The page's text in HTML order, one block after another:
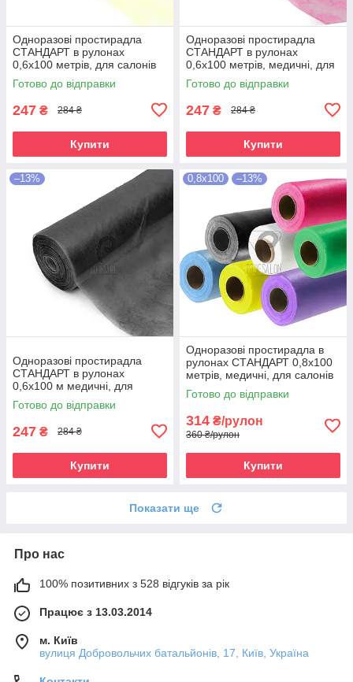
Одноразові простирадла
СТАНДАРТ в рулонах
0,6х100 метрів, для салонів
краси, жовті
Готово до відправки
247 ₴ 284 ₴
Купити
Одноразові простирадла
СТАНДАРТ в рулонах
0,6х100 метрів, медичні, для
салонів краси, рожеві
Готово до відправки
247 ₴ 284 ₴
Купити
–13%
Одноразові простирадла
СТАНДАРТ в рулонах
0,6х100 м медичні, для
салонів краси, чорні
Готово до відправки
247 ₴ 284 ₴
Купити
0,8х100 –13%
Одноразові простирадла в
рулонах СТАНДАРТ 0,8х100
метрів, медичні, для салонів
краси, масажних кабінетів
Готово до відправки
314 ₴/рулон
360 ₴/рулон
Купити
Показати ще
Про нас
100% позитивних з 528 відгуків за рік
Працює з 13.03.2014
м. Київ
вулиця Добровольчих батальйонів, 17, Київ, Україна